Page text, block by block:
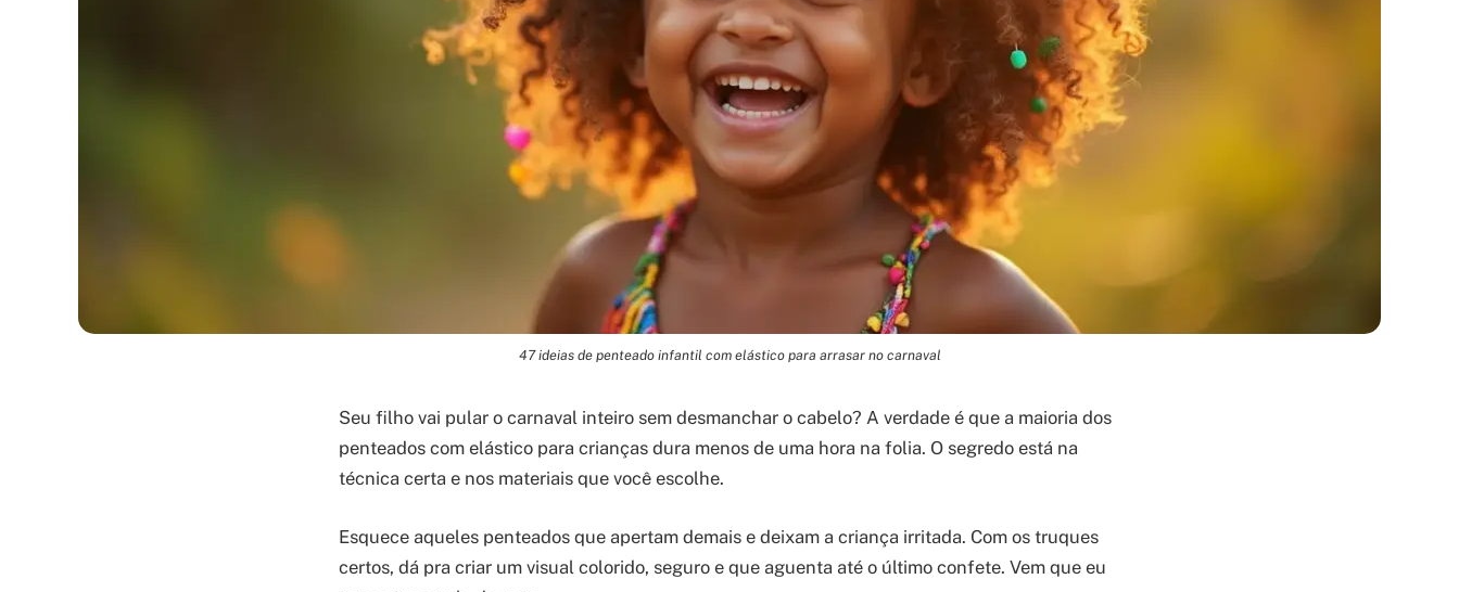
47 ideias de penteado infantil com elástico para arrasar no carnaval
Seu filho vai pular o carnaval inteiro sem desmanchar o cabelo? A verdade é que a maioria dos
penteados com elástico para crianças dura menos de uma hora na folia. O segredo está na
técnica certa e nos materiais que você escolhe.
Esquece aqueles penteados que apertam demais e deixam a criança irritada. Com os truques
certos, dá pra criar um visual colorido, seguro e que aguenta até o último confete. Vem que eu